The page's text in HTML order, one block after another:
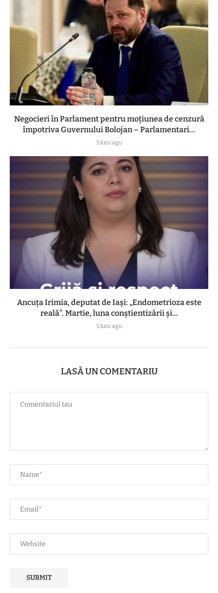
Negocieri în Parlament pentru moțiunea de cenzură
împotriva Guvernului Bolojan – Parlamentari...
5 luni ago
Ancuța Irimia, deputat de Iași: „Endometrioza este
reală”. Martie, luna conștientizării și...
5 luni ago
LASĂ UN COMENTARIU